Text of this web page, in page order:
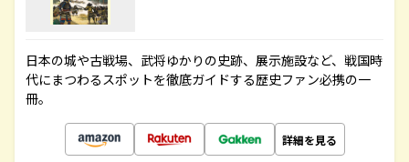
日本の城や古戦場、武将ゆかりの史跡、展示施設など、戦国時
代にまつわるスポットを徹底ガイドする歴史ファン必携の一
冊。
詳細を見る